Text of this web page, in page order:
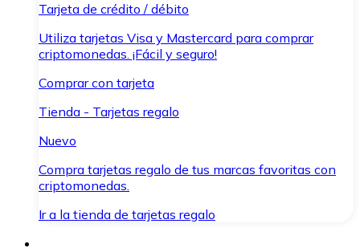
Tarjeta de crédito / débito
Utiliza tarjetas Visa y Mastercard para comprar
criptomonedas. ¡Fácil y seguro!
Comprar con tarjeta
Tienda - Tarjetas regalo
Nuevo
Compra tarjetas regalo de tus marcas favoritas con
criptomonedas.
Ir a la tienda de tarjetas regalo